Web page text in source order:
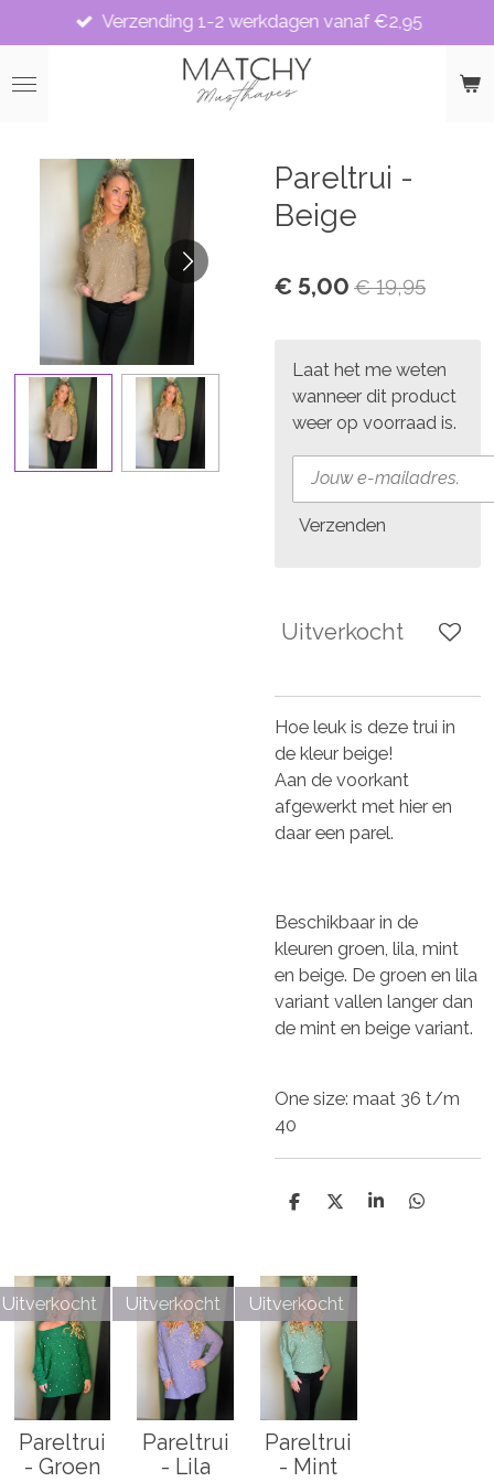
direct
naar
Verzending 1-2 werkdagen vanaf €2,95
Pareltrui -
Beige
€ 5,00 € 19,95
Laat het me weten
wanneer dit product
weer op voorraad is.
Verzenden
Uitverkocht
Hoe leuk is deze trui in
de kleur beige!
Aan de voorkant
afgewerkt met hier en
daar een parel.
Beschikbaar in de
kleuren groen, lila, mint
en beige. De groen en lila
variant vallen langer dan
de mint en beige variant.
One size: maat 36 t/m
40
D
n
D
S
D
Uitverkocht
Pareltrui
- Groen
Uitverkocht
Pareltrui
- Lila
Uitverkocht
Pareltrui
- Mint